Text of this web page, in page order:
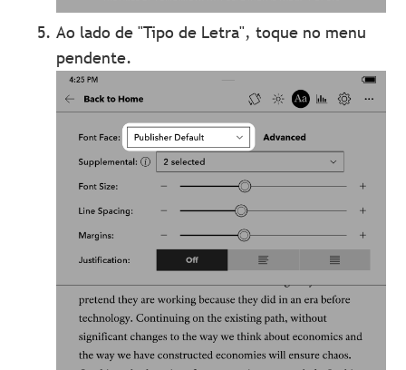
Ao lado de "Tipo de Letra", toque no menu
pendente.